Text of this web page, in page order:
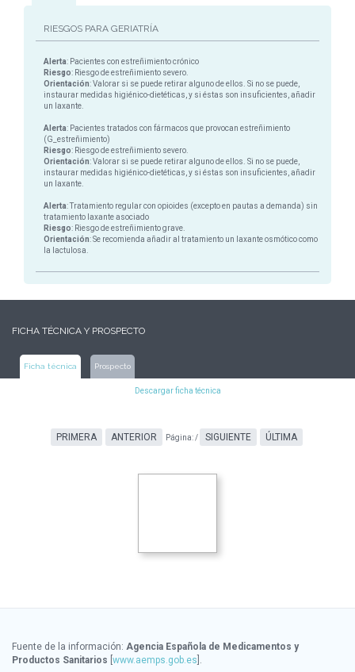
RIESGOS PARA GERIATRÍA
Alerta: Pacientes con estreñimiento crónico
Riesgo: Riesgo de estreñimiento severo.
Orientación: Valorar si se puede retirar alguno de ellos. Si no se puede,
instaurar medidas higiénico-dietéticas, y si éstas son insuficientes, añadir
un laxante.
Alerta: Pacientes tratados con fármacos que provocan estreñimiento
(G_estreñimiento)
Riesgo: Riesgo de estreñimiento severo.
Orientación: Valorar si se puede retirar alguno de ellos. Si no se puede,
instaurar medidas higiénico-dietéticas, y si éstas son insuficientes, añadir
un laxante.
Alerta: Tratamiento regular con opioides (excepto en pautas a demanda) sin
tratamiento laxante asociado
Riesgo: Riesgo de estreñimiento grave.
Orientación: Se recomienda añadir al tratamiento un laxante osmótico como
la lactulosa.
FICHA TÉCNICA Y PROSPECTO
Ficha técnica Prospecto
Descargar ficha técnica
PRIMERA ANTERIOR Página:/ SIGUIENTE ÚLTIMA
Fuente de la información: Agencia Española de Medicamentos y
Productos Sanitarios www.aemps.gob.es ].